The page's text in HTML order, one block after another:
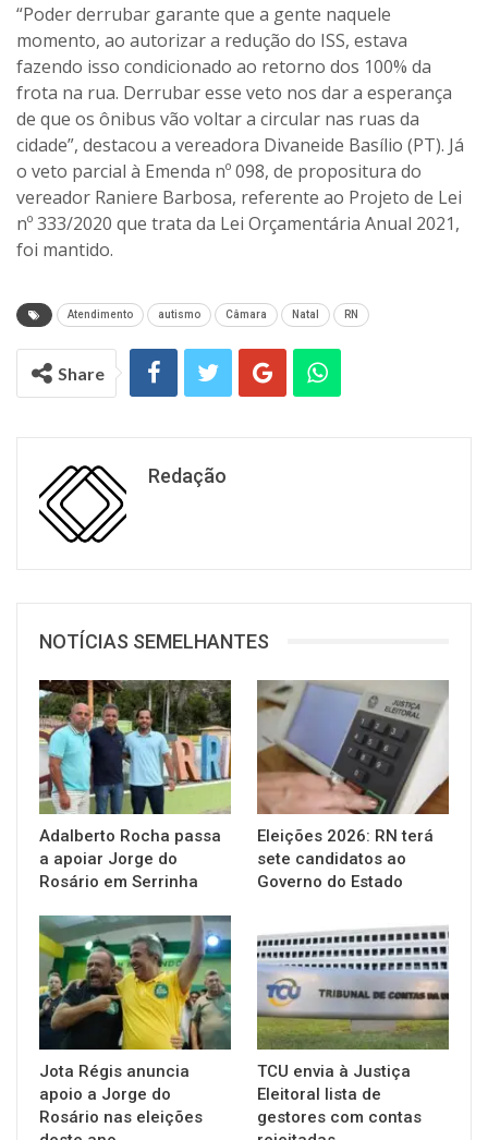
“Poder derrubar garante que a gente naquele
momento, ao autorizar a redução do ISS, estava
fazendo isso condicionado ao retorno dos 100% da
frota na rua. Derrubar esse veto nos dar a esperança
de que os ônibus vão voltar a circular nas ruas da
cidade”, destacou a vereadora Divaneide Basílio (PT). Já
o veto parcial à Emenda nº 098, de propositura do
vereador Raniere Barbosa, referente ao Projeto de Lei
nº 333/2020 que trata da Lei Orçamentária Anual 2021,
foi mantido.
Atendimento autismo Câmara Natal RN
Share
Redação
NOTÍCIAS SEMELHANTES
Adalberto Rocha passa
a apoiar Jorge do
Rosário em Serrinha
Eleições 2026: RN terá
sete candidatos ao
Governo do Estado
Jota Régis anuncia
apoio a Jorge do
Rosário nas eleições
TCU envia à Justiça
Eleitoral lista de
gestores com contas